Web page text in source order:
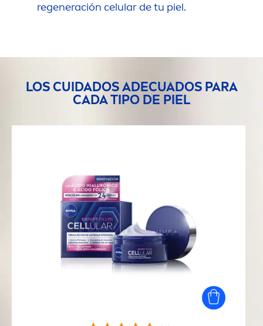
regeneración celular de tu piel.
LOS CUIDADOS ADECUADOS PARA
CADA TIPO DE PIEL